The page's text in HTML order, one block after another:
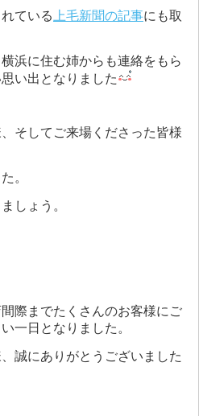
ている 上毛新聞の記事にも取
浜に住む姉からも連絡をもら
い出となりました
そしてご来場くださった皆様
。
しょう。
際までたくさんのお客様にご
一日となりました。
誠にありがとうございました